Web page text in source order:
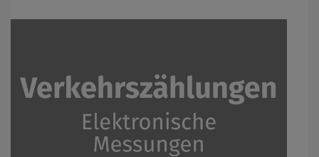
Infos schließen